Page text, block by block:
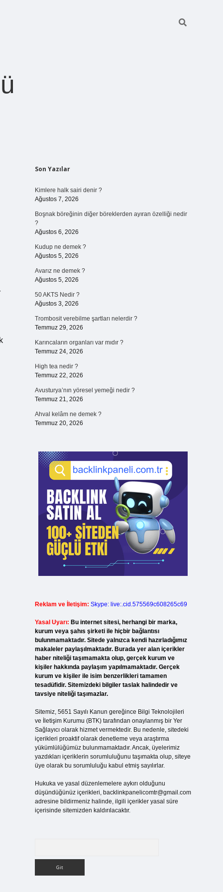
Sidebar
Son Yazılar
Kimlere halk sairi denir ?
Ağustos 7, 2026
Boşnak böreğinin diğer böreklerden ayıran özelliği nedir
?
Ağustos 6, 2026
Kudup ne demek ?
Ağustos 5, 2026
Avarız ne demek ?
Ağustos 5, 2026
50 AKTS Nedir ?
Ağustos 3, 2026
Trombosit verebilme şartları nelerdir ?
Temmuz 29, 2026
Karıncaların organları var mıdır ?
Temmuz 24, 2026
High tea nedir ?
Temmuz 22, 2026
Avusturya’nın yöresel yemeği nedir ?
Temmuz 21, 2026
Ahval kelâm ne demek ?
Temmuz 20, 2026
Reklam ve İletişim: Skype: live:.cid.575569c608265c69
Yasal Uyarı: Bu internet sitesi, herhangi bir marka,
kurum veya şahıs şirketi ile hiçbir bağlantısı
bulunmamaktadır. Sitede yalnızca kendi hazırladığımız
makaleler paylaşılmaktadır. Burada yer alan içerikler
haber niteliği taşımamakta olup, gerçek kurum ve
kişiler hakkında paylaşım yapılmamaktadır. Gerçek
kurum ve kişiler ile isim benzerlikleri tamamen
tesadüfidir. Sitemizdeki bilgiler taslak halindedir ve
tavsiye niteliği taşımazlar.
Sitemiz, 5651 Sayılı Kanun gereğince Bilgi Teknolojileri
ve İletişim Kurumu (BTK) tarafından onaylanmış bir Yer
Sağlayıcı olarak hizmet vermektedir. Bu nedenle, sitedeki
içerikleri proaktif olarak denetleme veya araştırma
yükümlülüğümüz bulunmamaktadır. Ancak, üyelerimiz
yazdıkları içeriklerin sorumluluğunu taşımakta olup, siteye
üye olarak bu sorumluluğu kabul etmiş sayılırlar.
Hukuka ve yasal düzenlemelere aykırı olduğunu
düşündüğünüz içerikleri, backlinkpanelicomtr@gmail.com
adresine bildirmeniz halinde, ilgili içerikler yasal süre
içerisinde sitemizden kaldırılacaktır.